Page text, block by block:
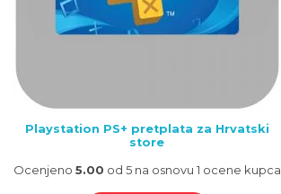
Playstation PS+ pretplata za Hrvatski
store
Ocenjeno 5.00 od 5 na osnovu 1 ocene kupca